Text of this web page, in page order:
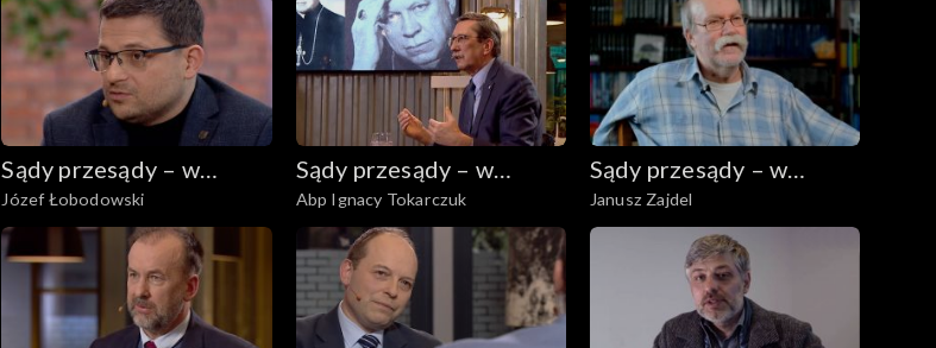
Sądy przesądy – w
powiększeniu
Józef Łobodowski
Sądy przesądy – w
powiększeniu
Abp Ignacy Tokarczuk
Sądy przesądy – w
powiększeniu
Janusz Zajdel